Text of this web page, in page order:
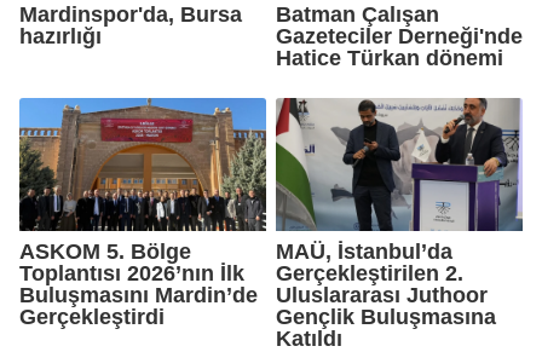
Mardinspor'da, Bursa
hazırlığı
Batman Çalışan
Gazeteciler Derneği'nde
Hatice Türkan dönemi
ASKOM 5. Bölge
Toplantısı 2026’nın İlk
Buluşmasını Mardin’de
Gerçekleştirdi
MAÜ, İstanbul’da
Gerçekleştirilen 2.
Uluslararası Juthoor
Gençlik Buluşmasına
Katıldı